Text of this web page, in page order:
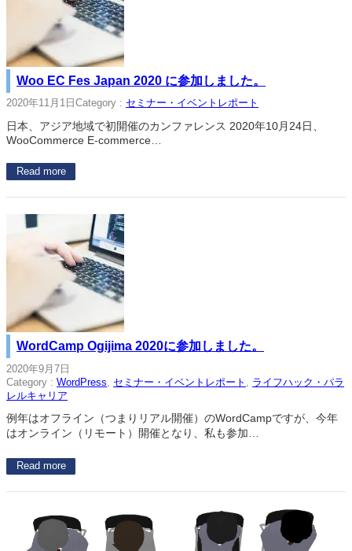
Woo EC Fes Japan 2020 に参加しました。
2020年11月1日 Category : セミナー・イベントレポート
日本、アジア地域で初開催のカンファレンス 2020年10月24日、
WooCommerce E-commerce…
Read more
WordCamp Ogijima 2020に参加しました。
2020年9月7日
Category : WordPress セミナー・イベントレポート
ライフハック・パラ
レルキャリア
例年はオフライン（つまりリアル開催）のWordCampですが、今年
はオンライン（リモート）開催となり、私も参加…
Read more